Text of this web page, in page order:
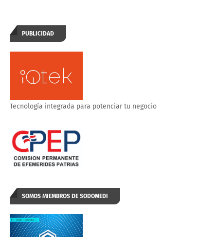
PUBLICIDAD
Tecnología integrada para potenciar tu negocio
SOMOS MIEMBROS DE SODOMEDI